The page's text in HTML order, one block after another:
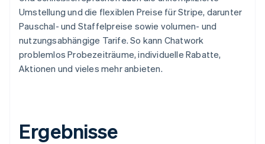
Umstellung und die flexiblen Preise für Stripe, darunter
Pauschal- und Staffelpreise sowie volumen- und
nutzungsabhängige Tarife. So kann Chatwork
problemlos Probezeiträume, individuelle Rabatte,
Aktionen und vieles mehr anbieten.
Ergebnisse